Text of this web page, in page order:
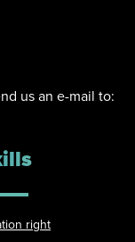
us an e-mail to:
right